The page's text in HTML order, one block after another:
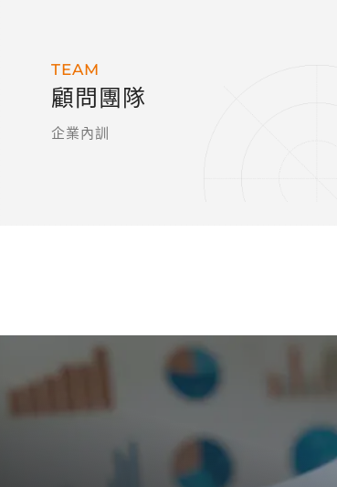
TEAM
顧問團隊
企業內訓